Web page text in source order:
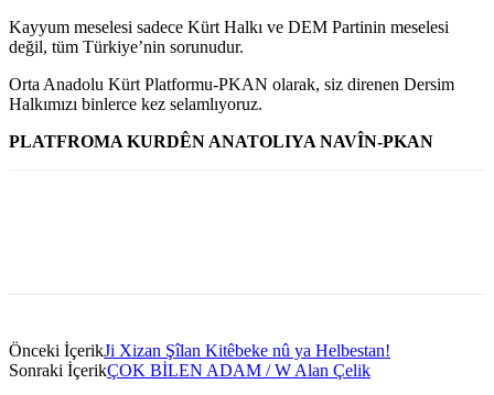
Kayyum meselesi sadece Kürt Halkı ve DEM Partinin meselesi
değil, tüm Türkiye’nin sorunudur.
Orta Anadolu Kürt Platformu-PKAN olarak, siz direnen Dersim
Halkımızı binlerce kez selamlıyoruz.
PLATFROMA KURDÊN ANATOLIYA NAVÎN-PKAN
Önceki İçerikJi Xizan Şîlan Kitêbeke nû ya Helbestan!
Sonraki İçerikÇOK BİLEN ADAM / W Alan Çelik